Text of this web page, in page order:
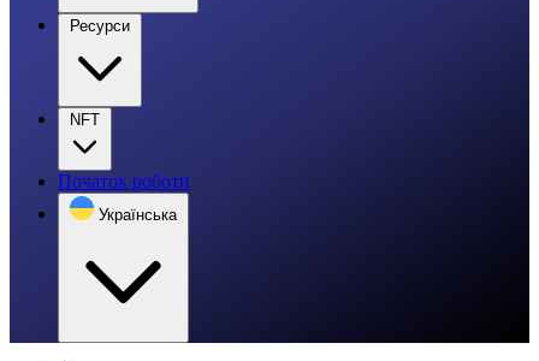
Ресурси
NFT
Початок роботи
Українська